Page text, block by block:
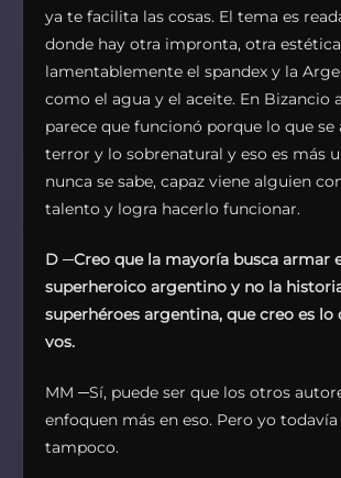
ya te facilita las cosas. El tema es
donde hay otra impronta, otra
lamentablemente el spandex y la
como el agua y el aceite. En Bizancio
parece que funcionó porque lo que se
terror y lo sobrenatural y eso es más
nunca se sabe, capaz viene alguien
talento y logra hacerlo funcionar.
D ─Creo que la mayoría busca armar
superheroico argentino y no la
superhéroes argentina, que creo es lo
vos.
MM ─Sí, puede ser que los otros
enfoquen más en eso. Pero yo
tampoco.